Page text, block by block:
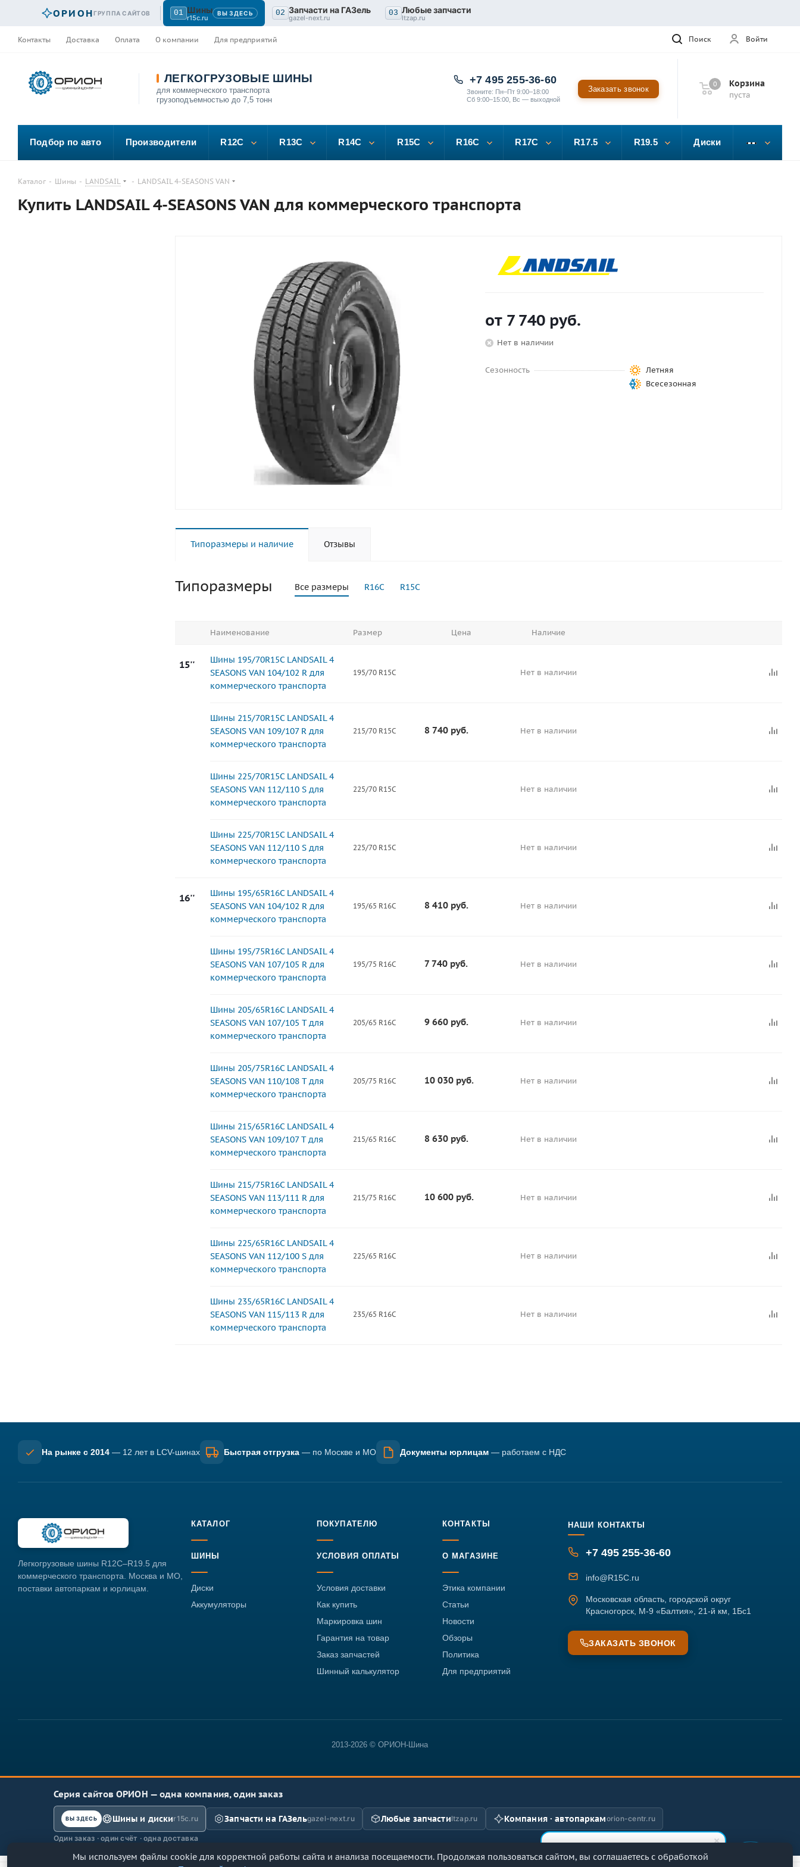
Ольга
Здравствуйте! Готова помочь вам.
ОРИОНГРУППА САЙТОВ 01 Шины
r15c.ru
ВЫ ЗДЕСЬ 02 Запчасти на ГАЗель
gazel-next.ru
03 Любые запчасти
ltzap.ru
Контакты Доставка Оплата О компании Для предприятий Войти
Поиск
ЛЕГКОГРУЗОВЫЕ ШИНЫ
для коммерческого транспорта
грузоподъемностью до 7,5 тонн
Корзина
пуста
0
+7 495 255-36-60
Звоните: Пн–Пт 9:00–18:00
Сб 9:00–15:00, Вс — выходной
Заказать звонок
Подбор по авто Производители R12C R13C R14C R15C R16C R17C R17.5 R19.5 Диски
Каталог - Шины - LANDSAIL - LANDSAIL 4-SEASONS VAN
Купить LANDSAIL 4-SEASONS VAN для коммерческого транспорта
от 7 740 руб.
Нет в наличии
Сезонность
Летняя
Всесезонная
Типоразмеры и наличие Отзывы
Типоразмеры Все размеры R16C R15C
Наименование Размер Цена Наличие
15''
Шины 195/70R15C LANDSAIL 4
SEASONS VAN 104/102 R для
коммерческого транспорта
195/70 R15C Нет в наличии
Шины 215/70R15C LANDSAIL 4
SEASONS VAN 109/107 R для
коммерческого транспорта
215/70 R15C 8 740 руб. Нет в наличии
Шины 225/70R15C LANDSAIL 4
SEASONS VAN 112/110 S для
коммерческого транспорта
225/70 R15C Нет в наличии
Шины 225/70R15C LANDSAIL 4
SEASONS VAN 112/110 S для
коммерческого транспорта
225/70 R15C Нет в наличии
16''
Шины 195/65R16C LANDSAIL 4
SEASONS VAN 104/102 R для
коммерческого транспорта
195/65 R16C 8 410 руб. Нет в наличии
Шины 195/75R16C LANDSAIL 4
SEASONS VAN 107/105 R для
коммерческого транспорта
195/75 R16C 7 740 руб. Нет в наличии
Шины 205/65R16C LANDSAIL 4
SEASONS VAN 107/105 T для
коммерческого транспорта
205/65 R16C 9 660 руб. Нет в наличии
Шины 205/75R16C LANDSAIL 4
SEASONS VAN 110/108 T для
коммерческого транспорта
205/75 R16C 10 030 руб. Нет в наличии
Шины 215/65R16C LANDSAIL 4
SEASONS VAN 109/107 T для
коммерческого транспорта
215/65 R16C 8 630 руб. Нет в наличии
Шины 215/75R16C LANDSAIL 4
SEASONS VAN 113/111 R для
коммерческого транспорта
215/75 R16C 10 600 руб. Нет в наличии
Шины 225/65R16C LANDSAIL 4
SEASONS VAN 112/100 S для
коммерческого транспорта
225/65 R16C Нет в наличии
Шины 235/65R16C LANDSAIL 4
SEASONS VAN 115/113 R для
коммерческого транспорта
235/65 R16C Нет в наличии
На рынке с 2014 — 12 лет в LCV-шинах Быстрая отгрузка — по Москве и МО Документы юрлицам — работаем с НДС
Легкогрузовые шины R12C–R19.5 для
коммерческого транспорта. Москва и МО,
поставки автопаркам и юрлицам.
КАТАЛОГ
ШИНЫ
Диски
Аккумуляторы
ПОКУПАТЕЛЮ
УСЛОВИЯ ОПЛАТЫ
Условия доставки
Как купить
Маркировка шин
Гарантия на товар
Заказ запчастей
Шинный калькулятор
КОНТАКТЫ
О МАГАЗИНЕ
Этика компании
Статьи
Новости
Обзоры
Политика
Для предприятий
НАШИ КОНТАКТЫ
+7 495 255-36-60
info@R15C.ru
Московская область, городской округ
Красногорск, М-9 «Балтия», 21-й км, 1Бс1
ЗАКАЗАТЬ ЗВОНОК
2013-2026 © ОРИОН-Шина
Серия сайтов ОРИОН — одна компания, один заказ
ВЫ ЗДЕСЬ Шины и дискиr15c.ru Запчасти на ГАЗельgazel-next.ru Любые запчастиltzap.ru Компания · автопаркамorion-centr.ru
Один заказ · один счёт · одна доставка
Мы используем файлы cookie для корректной работы сайта и анализа посещаемости. Продолжая пользоваться сайтом, вы соглашаетесь с обработкой